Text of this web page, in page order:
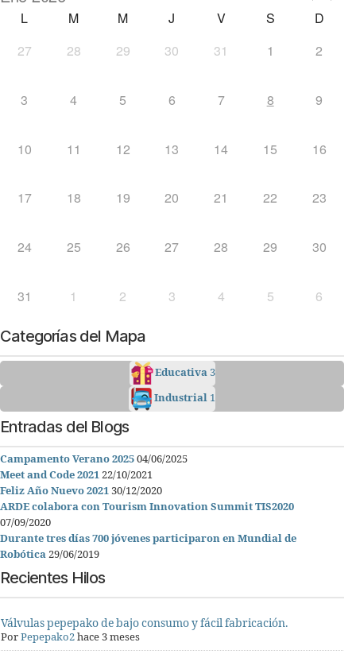
L M M J V S
D
27
28 29 30 31 1 2
3 4 5 6 7 8 9
10 11 12 13 14 15 16
17 18 19 20 21 22 23
24 25 26 27 28 29 30
31 1 2 3 4 5 6
Categorías del Mapa
Educativa3
Industrial 1
Entradas del Blogs
Campamento Verano 202504/06/2025
Meet and Code 202122/10/2021
Feliz Año Nuevo 202130/12/2020
ARDE colabora con Tourism Innovation Summit TIS2020
07/09/2020
Durante tres días 700 jóvenes participaron en Mundial de
Robótica29/06/2019
Recientes Hilos
Válvulas pepepako de bajo consumo y fácil fabricación.
PorPepepako2hace 3 meses